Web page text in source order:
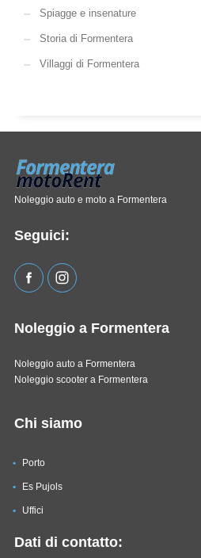
Spiagge e insenature
Storia di Formentera
Villaggi di Formentera
Noleggio auto e moto a Formentera
Seguici:
Noleggio a Formentera
Noleggio auto a Formentera
Noleggio scooter a Formentera
Chi siamo
Porto
Es Pujols
Uffici
Dati di contatto: